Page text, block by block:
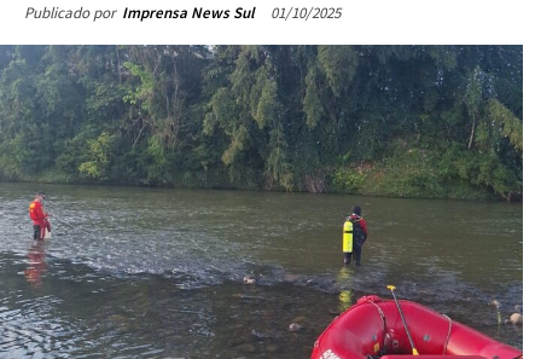
Publicado por Imprensa News Sul 01/10/2025